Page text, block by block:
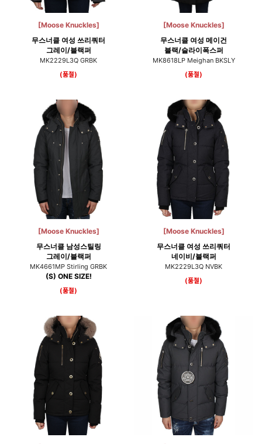
[Moose Knuckles]
무스너클 여성 쓰리쿼터
그레이/블랙퍼
MK2229L3Q GRBK
(품절)
[Moose Knuckles]
무스너클 여성 메이건
블랙/슬라이폭스퍼
MK8618LP Meighan BKSLY
(품절)
[Moose Knuckles]
무스너클 남성스틸링
그레이/블랙퍼
MK4661MP Stirling GRBK
(S) ONE SIZE!
(품절)
[Moose Knuckles]
무스너클 여성 쓰리쿼터
네이비/블랙퍼
MK2229L3Q NVBK
(품절)